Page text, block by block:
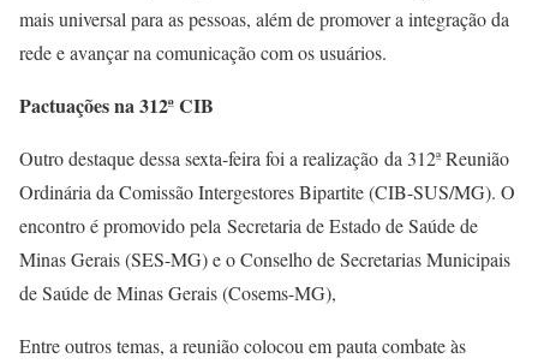
mais universal para as pessoas, além de promover a integração da
rede e avançar na comunicação com os usuários.
Pactuações na 312ª CIB
Outro destaque dessa sexta-feira foi a realização da 312ª Reunião
Ordinária da Comissão Intergestores Bipartite (CIB-SUS/MG). O
encontro é promovido pela Secretaria de Estado de Saúde de
Minas Gerais (SES-MG) e o Conselho de Secretarias Municipais
de Saúde de Minas Gerais (Cosems-MG),
Entre outros temas, a reunião colocou em pauta combate às